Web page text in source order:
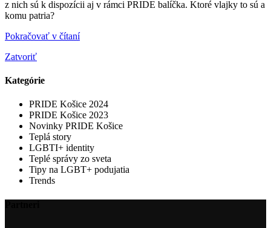
z nich sú k dispozícii aj v rámci PRIDE balíčka. Ktoré vlajky to sú a
komu patria?
Pokračovať v čítaní
Zatvoriť
Kategórie
PRIDE Košice 2024
PRIDE Košice 2023
Novinky PRIDE Košice
Teplá story
LGBTI+ identity
Teplé správy zo sveta
Tipy na LGBT+ podujatia
Trends